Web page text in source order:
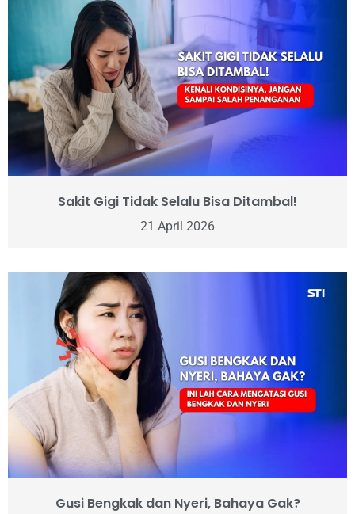
Sakit Gigi Tidak Selalu Bisa Ditambal!
21 April 2026
Gusi Bengkak dan Nyeri, Bahaya Gak?